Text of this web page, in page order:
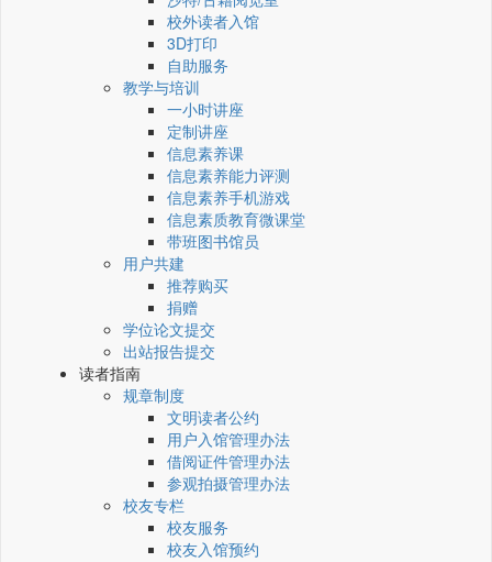
校外读者入馆
3D打印
自助服务
教学与培训
一小时讲座
定制讲座
信息素养课
信息素养能力评测
信息素养手机游戏
信息素质教育微课堂
带班图书馆员
用户共建
推荐购买
捐赠
学位论文提交
出站报告提交
读者指南
规章制度
文明读者公约
用户入馆管理办法
借阅证件管理办法
参观拍摄管理办法
校友专栏
校友服务
校友入馆预约